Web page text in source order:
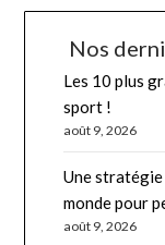
Nos
Les 10 plus
sport !
août 9, 2026
Une
monde pour
août 9, 2026